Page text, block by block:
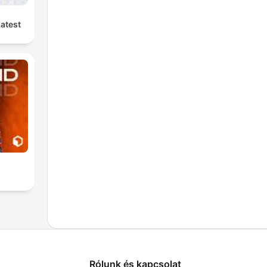
Rólunk és kapcsolat